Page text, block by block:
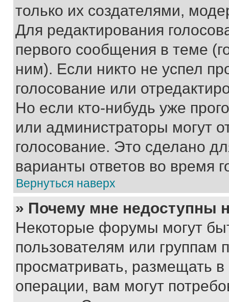
только их создателями,
Для редактирования
первого сообщения в теме
ним). Если никто не успел
голосование или
Но если кто-нибудь уже
или администраторы могут
голосование. Это сделано
варианты ответов во время
Вернуться наверх
» Почему мне недоступны
Некоторые форумы могут
пользователям или группам
просматривать, размещать
операции, вам могут